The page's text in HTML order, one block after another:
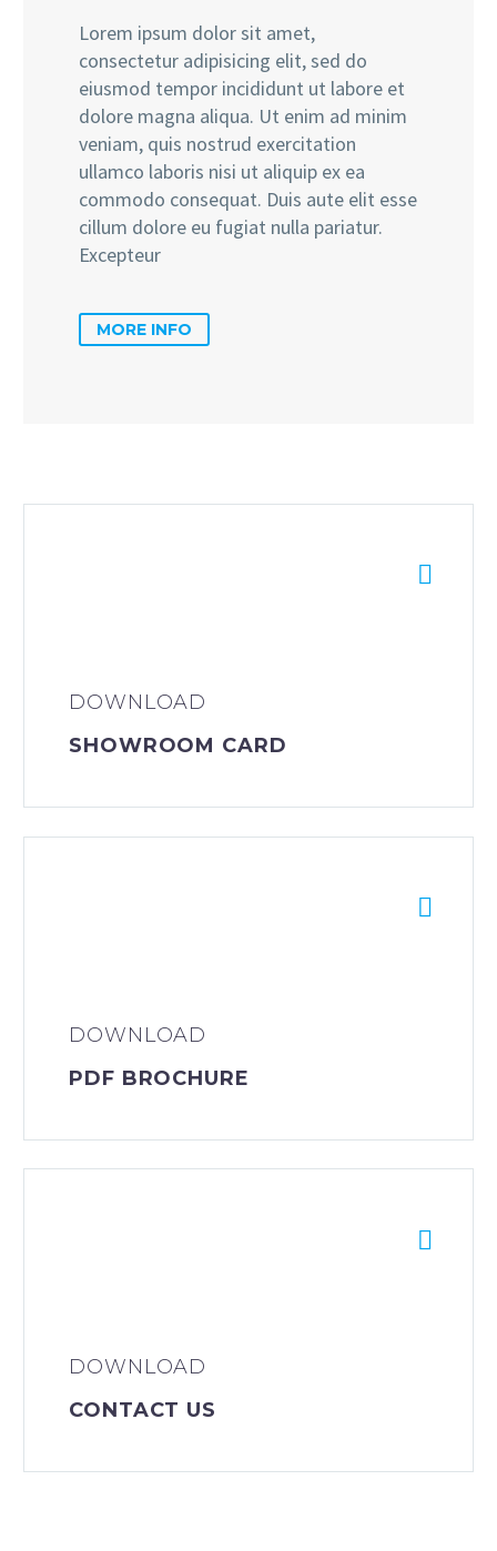
Lorem ipsum dolor sit amet,
consectetur adipisicing elit, sed do
eiusmod tempor incididunt ut labore et
dolore magna aliqua. Ut enim ad minim
veniam, quis nostrud exercitation
ullamco laboris nisi ut aliquip ex ea
commodo consequat. Duis aute elit esse
cillum dolore eu fugiat nulla pariatur.
Excepteur
MORE INFO


DOWNLOAD
SHOWROOM CARD


DOWNLOAD
PDF BROCHURE


DOWNLOAD
CONTACT US